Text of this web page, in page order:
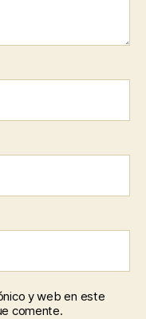
y web en este
comente.